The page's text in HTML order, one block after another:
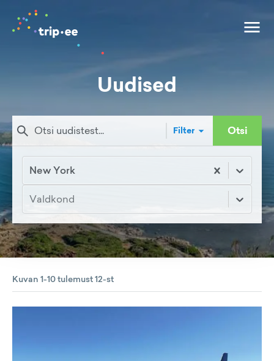
Uudised
Filter Otsi
New York
Valdkond
Kuvan 1-10 tulemust 12-st